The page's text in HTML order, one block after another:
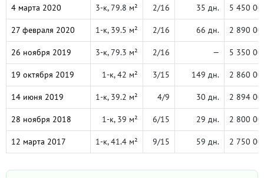
4 марта 2020 3-к, 79.8 м² 2/16 35 дн. 5 450
27 февраля 2020 1-к, 39.5 м² 2/16 66 дн. 2 890
26 ноября 2019 3-к, 79.3 м² 2/16 — 5 350
19 октября 2019 1-к, 42 м² 3/15 149 дн. 2 860
14 июня 2019 1-к, 39.2 м² 4/9 30 дн. 2 894
28 ноября 2018 1-к, 39 м² 6/15 29 дн. 2 800
12 марта 2017 1-к, 41.4 м² 9/15 59 дн. 2 750